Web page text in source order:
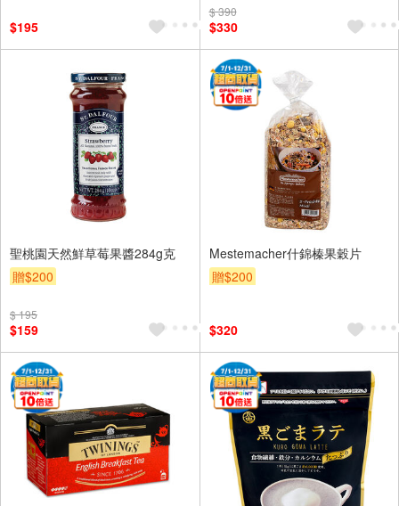
$195
$ 390
$330
聖桃園天然鮮草莓果醬284g克
贈$200
$ 195
$159
Mestemacher什錦榛果穀片
贈$200
$320